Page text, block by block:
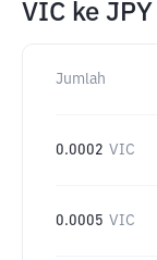
VIC ke JPY
Jumlah
0.0002 VIC
0.0005 VIC